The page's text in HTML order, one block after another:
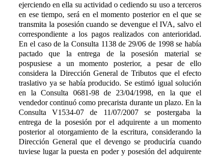
ejerciendo en ella su actividad o cediendo su uso a terceros
en ese tiempo, será en el momento posterior en el que se
transmita la posesión cuando se devengue el IVA, salvo el
correspondiente a los pagos realizados con anterioridad.
En el caso de la Consulta 1138 de 29/06 de 1998 se había
pactado que la entrega de la posesión material se
pospusiese a un momento posterior, a pesar de ello
considera la Dirección General de Tributos que el efecto
traslativo ya se había producido. Se estimó igual solución
en la Consulta 0681-98 de 23/04/1998, en la que el
vendedor continuó como precarista durante un plazo. En la
Consulta V1534-07 de 11/07/2007 se postergaba la
entrega de la posesión por el adquirente a un momento
posterior al otorgamiento de la escritura, considerando la
Dirección General que el devengo se produciría cuando
tuviese lugar la puesta en poder y posesión del adquirente